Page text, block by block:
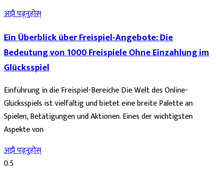
अझै पढ्नुहोस्
Ein Überblick über Freispiel-Angebote: Die
Bedeutung von 1000 Freispiele Ohne Einzahlung im
Glücksspiel
Einführung in die Freispiel-Bereiche Die Welt des Online-
Glücksspiels ist vielfältig und bietet eine breite Palette an
Spielen, Betätigungen und Aktionen. Eines der wichtigsten
Aspekte von
अझै पढ्नुहोस्